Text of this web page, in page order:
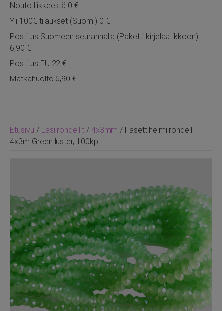
Etusivu / Lasi rondellit / 4x3mm / Fasettihelmi rondelli
4x3m Green luster, 100kpl
Nouto liikkeestä 0 €
Yli 100€ tilaukset (Suomi) 0 €
Postitus Suomeen seurannalla (Paketti kirjelaatikkoon)
6,90 €
Postitus EU 22 €
Matkahuolto 6,90 €